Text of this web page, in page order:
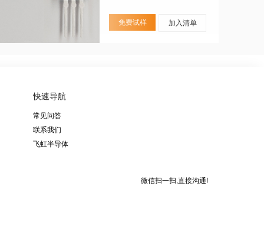
免费试样 加入清单
快速导航
常见问答
联系我们
飞虹半导体
微信扫一扫,直接沟通!